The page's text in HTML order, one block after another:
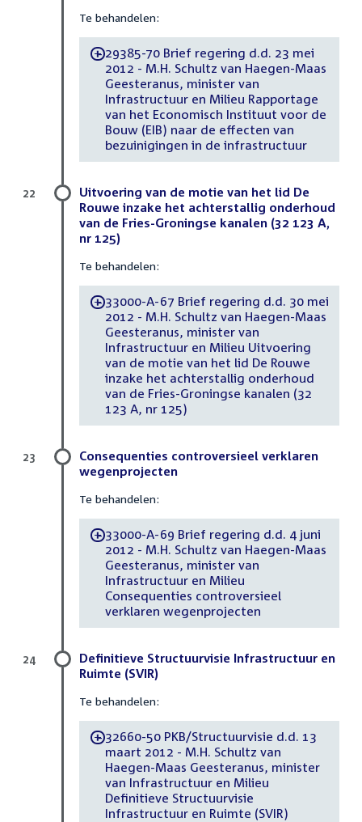
Te behandelen:
-29385-70 Brief regering d.d. 23 mei
2012 - M.H. Schultz van Haegen-Maas
Geesteranus, minister van
Infrastructuur en Milieu Rapportage
van het Economisch Instituut voor de
Bouw (EIB) naar de effecten van
bezuinigingen in de infrastructuur
Uitvoering van de motie van het lid De
Rouwe inzake het achterstallig onderhoud
van de Fries-Groningse kanalen (32 123 A,
nr 125)
Te behandelen:
-33000-A-67 Brief regering d.d. 30 mei
2012 - M.H. Schultz van Haegen-Maas
Geesteranus, minister van
Infrastructuur en Milieu Uitvoering
van de motie van het lid De Rouwe
inzake het achterstallig onderhoud
van de Fries-Groningse kanalen (32
123 A, nr 125)
22
Consequenties controversieel verklaren
wegenprojecten
Te behandelen:
-33000-A-69 Brief regering d.d. 4 juni
2012 - M.H. Schultz van Haegen-Maas
Geesteranus, minister van
Infrastructuur en Milieu
Consequenties controversieel
verklaren wegenprojecten
23
Definitieve Structuurvisie Infrastructuur en
Ruimte (SVIR)
Te behandelen:
-32660-50 PKB/Structuurvisie d.d. 13
maart 2012 - M.H. Schultz van
Haegen-Maas Geesteranus, minister
van Infrastructuur en Milieu
Definitieve Structuurvisie
Infrastructuur en Ruimte (SVIR)
24